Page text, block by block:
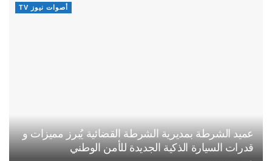
أصوات نيوز TV
عميد الشرطة بمديرية الشرطة القضائية يُبرز مميزات و
قدرات السيارة الذكية الجديدة للأمن الوطني